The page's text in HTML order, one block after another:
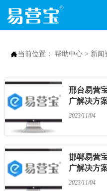
 当前位置： 帮助中心 > 新闻
邢台易营
广解决方
2023/11/04
邯郸易营
广解决方
2023/11/04